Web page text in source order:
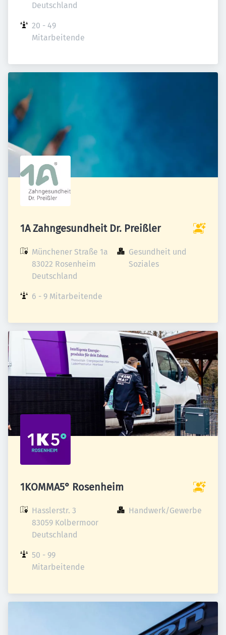
Deutschland
20 - 49
Mitarbeitende
1A Zahngesundheit Dr. Preißler
Münchener Straße 1a
83022 Rosenheim
Deutschland
Gesundheit und
Soziales
6 - 9 Mitarbeitende
1KOMMA5° Rosenheim
Hasslerstr. 3
83059 Kolbermoor
Deutschland
Handwerk/Gewerbe
50 - 99
Mitarbeitende